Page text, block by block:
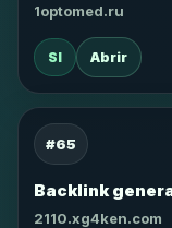
1optomed.ru
SI Abrir
#65
Backlink
2110.xg4ken.com